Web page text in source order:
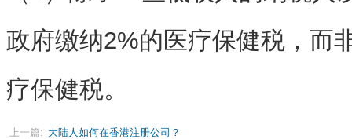
政府缴纳2%的医疗保健税，而
疗保健税。
上一篇: 大陆人如何在香港注册公司？